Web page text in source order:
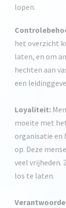
lopen.
het overzicht
laten, en om
hechten aan
een
Loyaliteit:
moeite met
organisatie en
op. Deze
veel vrijheden.
los te laten.